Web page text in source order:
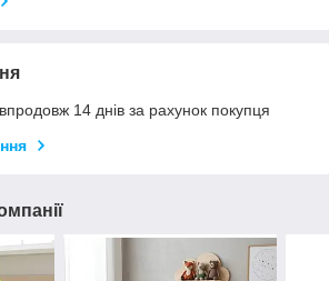
14 днів за рахунок покупця